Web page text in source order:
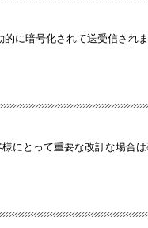
に暗号化されて送受信されま
にとって重要な改訂な場合